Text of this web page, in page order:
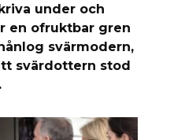
under och
en ofruktbar gren
svärmodern,
svärdottern stod